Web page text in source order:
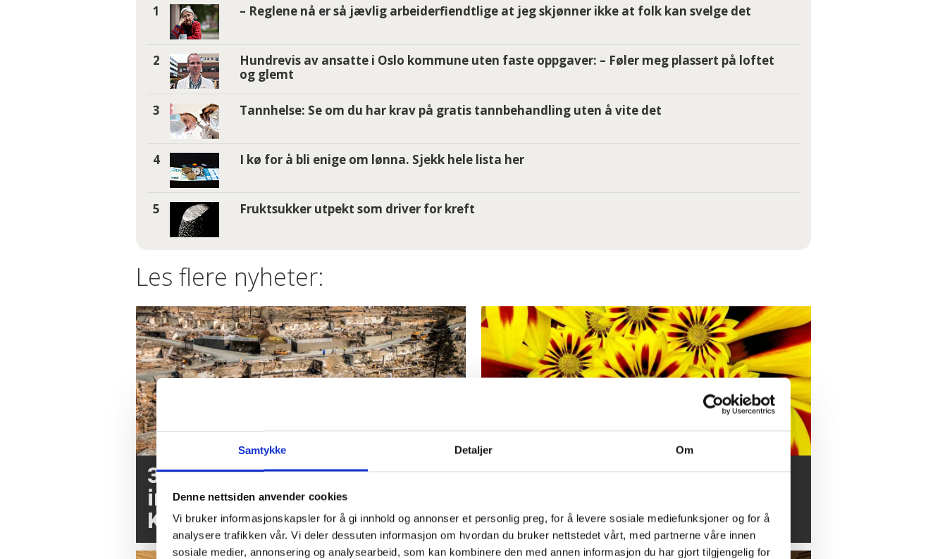
Samtykke Detaljer Om
Denne nettsiden anvender cookies
Vi bruker informasjonskapsler for å gi innhold og annonser et personlig preg, for å levere sosiale mediefunksjoner og for å
analysere trafikken vår. Vi deler dessuten informasjon om hvordan du bruker nettstedet vårt, med partnerne våre innen
sosiale medier, annonsering og analysearbeid, som kan kombinere den med annen informasjon du har gjort tilgjengelig for
– Reglene nå er så jævlig arbeiderfiendtlige at jeg skjønner ikke at folk kan svelge det
Hundrevis av ansatte i Oslo kommune uten faste oppgaver: – Føler meg plassert på loftet
og glemt
Tannhelse: Se om du har krav på gratis tannbehandling uten å vite det
I kø for å bli enige om lønna. Sjekk hele lista her
Fruktsukker utpekt som driver for kreft
Les flere nyheter:
3,7 millioner kroner samlet
inn etter brannen i
Krokstadelva